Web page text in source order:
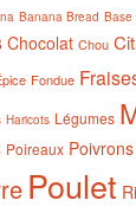
Banana Bread Base
Chocolat Chou
Fondue
Haricots Légumes
Poireaux Poivrons
Poulet